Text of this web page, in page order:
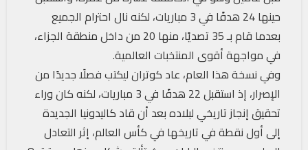
حينها 24 هدفًا في 3 مباريات، لكنه نال احترام الجميع
بعدما قام بـ 35 تصديًا، منها 20 من داخل منطقة الجزاء،
في مواجهة أقوى المنتخبات العالمية.
وفي نسخة هذا العام، عاد كوتران ليكتب فصلًا جديدًا من
الإصرار، إذ استقبل 22 هدفًا في 3 مباريات، لكنه كان وراء
تحقيق إنجاز تاريخي لبلاده بعد أن قاد كاليدونيا الجديدة
إلى أول نقطة في تاريخها في كأس العالم، إثر التعادل